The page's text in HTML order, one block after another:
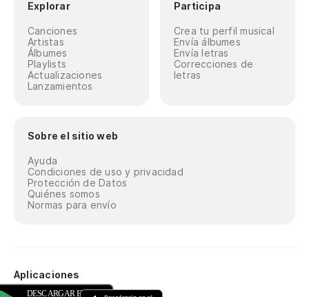
Explorar
Canciones
Artistas
Álbumes
Playlists
Actualizaciones
Lanzamientos
Participa
Crea tu perfil musical
Envía álbumes
Envía letras
Correcciones de
letras
Sobre el sitio web
Ayuda
Condiciones de uso y privacidad
Protección de Datos
Quiénes somos
Normas para envío
Aplicaciones